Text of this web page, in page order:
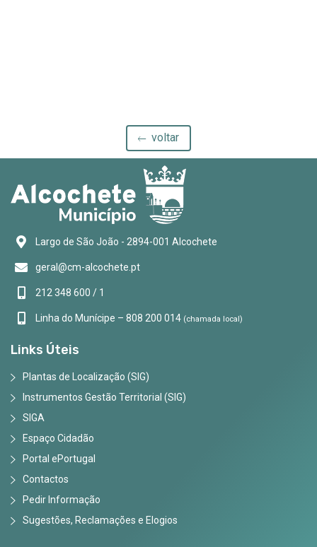
voltar
Largo de São João - 2894-001 Alcochete
geral@cm-alcochete.pt
212 348 600 / 1
Linha do Munícipe – 808 200 014 (chamada local)
Links Úteis
Plantas de Localização (SIG)
Instrumentos Gestão Territorial (SIG)
SIGA
Espaço Cidadão
Portal ePortugal
Contactos
Pedir Informação
Sugestões, Reclamações e Elogios